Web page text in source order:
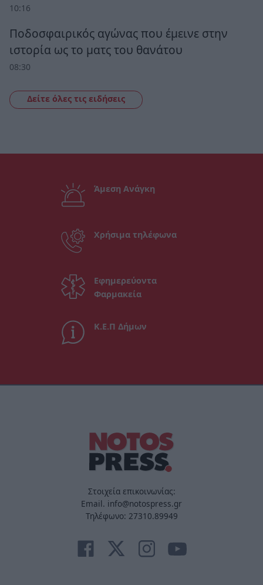
10:16
Ποδοσφαιρικός αγώνας που έμεινε στην
ιστορία ως το ματς του θανάτου
08:30
Δείτε όλες τις ειδήσεις
Άμεση Ανάγκη
Χρήσιμα τηλέφωνα
Εφημερεύοντα
Φαρμακεία
Κ.Ε.Π Δήμων
Στοιχεία επικοινωνίας:
Email. info@notospress.gr
Τηλέφωνο: 27310.89949